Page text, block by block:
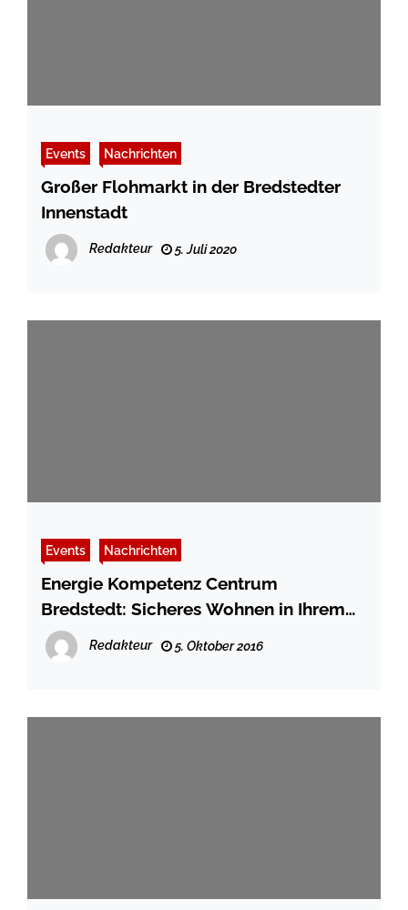
Events Nachrichten
Großer Flohmarkt in der Bredstedter
Innenstadt
Redakteur 5. Juli 2020
Events Nachrichten
Energie Kompetenz Centrum
Bredstedt: Sicheres Wohnen in Ihrem
Zuhause
Redakteur 5. Oktober 2016